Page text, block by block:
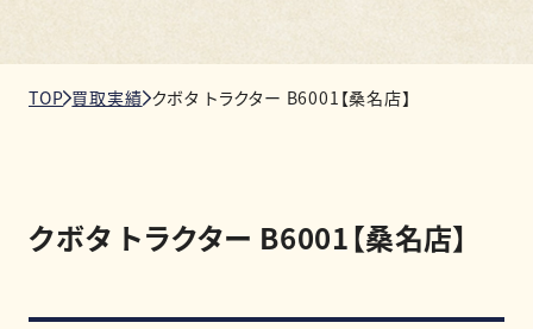
TOP 買取実績 クボタ トラクター B6001【桑名店】
クボタ トラクター B6001【桑名店】